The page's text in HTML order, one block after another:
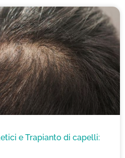
e Trapianto di capelli: